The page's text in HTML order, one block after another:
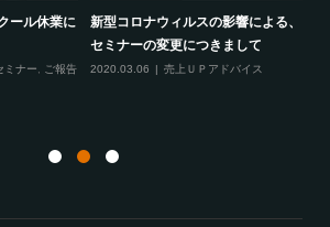
年2月）
コンサルティ
線維筋痛症という病気について
2020.02.10 ご報告,雑談